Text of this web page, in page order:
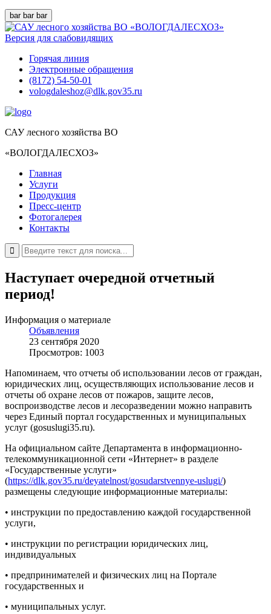
bar bar bar
Версия для слабовидящих
Горячая линия
Электронные обращения
(8172) 54-50-01
vologdaleshoz@dlk.gov35.ru
САУ лесного хозяйства ВО
«ВОЛОГДАЛЕСХОЗ»
Главная
Услуги
Продукция
Пресс-центр
Фотогалерея
Контакты
Наступает очередной отчетный
период!
Информация о материале
Объявления
23 сентября 2020
Просмотров: 1003
Напоминаем, что отчеты об использовании лесов от граждан,
юридических лиц, осуществляющих использование лесов и
отчеты об охране лесов от пожаров, защите лесов,
воспроизводстве лесов и лесоразведении можно направить
через Единый портал государственных и муниципальных
услуг (gosuslugi35.ru).
На официальном сайте Департамента в информационно-
телекоммуникационной сети «Интернет» в разделе
«Государственные услуги»
(https://dlk.gov35.ru/deyatelnost/gosudarstvennye-uslugi/)
размещены следующие информационные материалы:
• инструкции по предоставлению каждой государственной
услуги,
• инструкции по регистрации юридических лиц,
индивидуальных
• предпринимателей и физических лиц на Портале
государственных и
• муниципальных услуг.